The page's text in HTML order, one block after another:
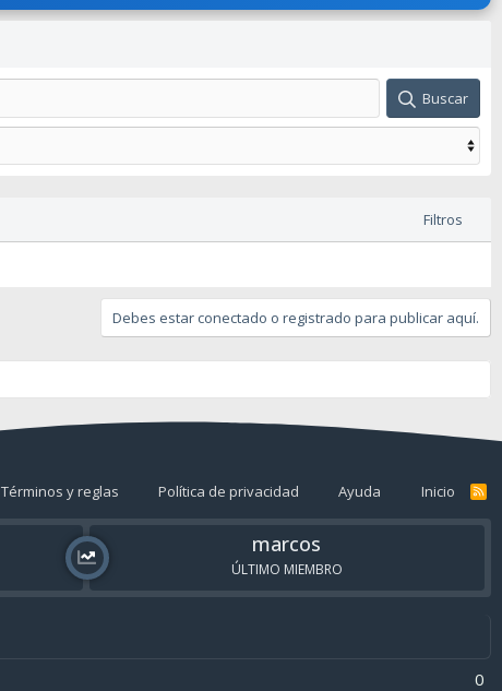
Buscar
Filtros
Debes estar conectado o registrado para publicar aquí.
Términos y reglas Política de privacidad Ayuda Inicio
R
marcos
ÚLTIMO MIEMBRO
0